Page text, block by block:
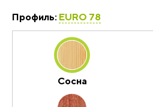
Профиль: EURO 78
Сосна